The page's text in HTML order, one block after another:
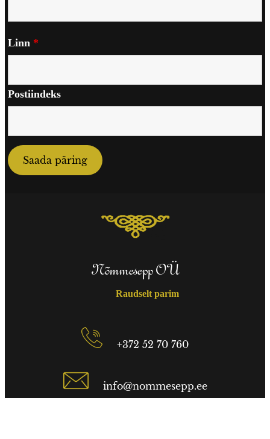
Linn *
Postiindeks
Nõmmesepp OÜ
Raudselt parim
+372 52 70 760
info@nommesepp.ee